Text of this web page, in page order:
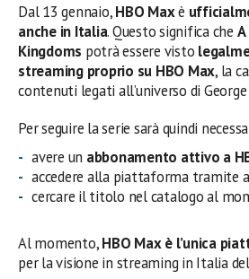
Dal 13 gennaio,HBO Maxè
anche in Italia. Questo significa che
Kingdoms potrà essere visto
streaming proprio su HBO Max, la
contenuti legati all’universo di George
Per seguire la serie sarà quindi
avere un abbonamento attivo a
accedere alla piattaforma tramite
cercare il titolo nel catalogo al
Al momento,HBO Max è l’unica
per la visione in streaming in Italia